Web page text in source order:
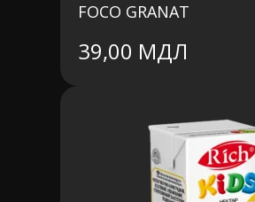
FOCO GRANAT
39,00 МДЛ